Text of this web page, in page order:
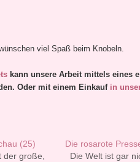
viel Spaß beim Knobeln.
kann unsere Arbeit mittels eines
Oder mit einem Einkauf in
(25)
der große,
Die rosarote
Die Welt ist gar